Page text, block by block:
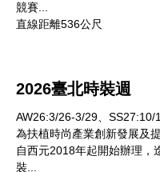
競賽...
直線距離536公尺
2026臺北時裝週
AW26:3/26-3/29、SS27:10/
為扶植時尚產業創新發展及
自西元2018年起開始辦理，
裝...